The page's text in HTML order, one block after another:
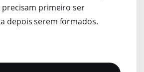
primeiro ser
depois serem formados.